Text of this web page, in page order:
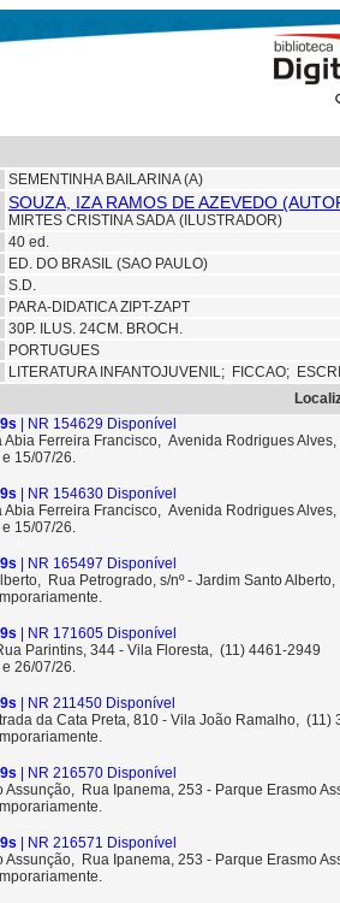
SEMENTINHA BAILARINA (A)
SOUZA, IZA RAMOS DE AZEVEDO
MIRTES CRISTINA SADA (ILUSTRADOR)
40 ed.
ED. DO BRASIL (SAO PAULO)
S.D.
PARA-DIDATICA ZIPT-ZAPT
30P. ILUS. 24CM. BROCH.
PORTUGUES
LITERATURA INFANTOJUVENIL; FICCAO;
| NR 154629 Disponível
Abia Ferreira Francisco, Avenida Rodrigues
15/07/26.
| NR 154630 Disponível
Abia Ferreira Francisco, Avenida Rodrigues
15/07/26.
| NR 165497 Disponível
Rua Petrogrado, s/nº - Jardim Santo
| NR 171605 Disponível
Parintins, 344 - Vila Floresta, (11) 4461-2949
26/07/26.
| NR 211450 Disponível
da Cata Preta, 810 - Vila João Ramalho, (11)
| NR 216570 Disponível
Assunção, Rua Ipanema, 253 - Parque Erasmo
| NR 216571 Disponível
Assunção, Rua Ipanema, 253 - Parque Erasmo